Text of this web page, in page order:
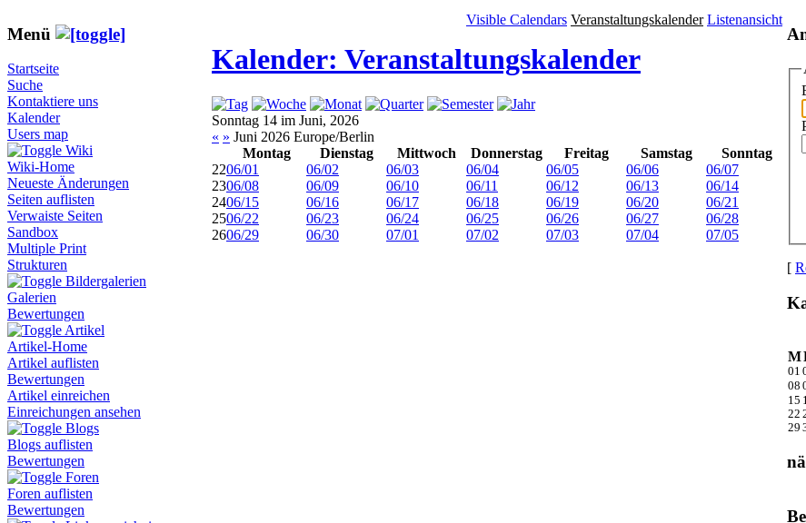
Menü
Startseite
Suche
Kontaktiere uns
Kalender
Users map
Wiki
Wiki-Home
Neueste Änderungen
Seiten auflisten
Verwaiste Seiten
Sandbox
Multiple Print
Strukturen
Bildergalerien
Galerien
Bewertungen
Artikel
Artikel-Home
Artikel auflisten
Bewertungen
Artikel einreichen
Einreichungen ansehen
Blogs
Blogs auflisten
Bewertungen
Foren
Foren auflisten
Bewertungen
Visible Calendars Veranstaltungskalender Listenansicht
Kalender: Veranstaltungskalender
Sonntag 14 im Juni, 2026
« » Juni 2026 Europe/Berlin
Montag
Dienstag Mittwoch Donnerstag Freitag Samstag
Sonntag
2206/01 06/02 06/03 06/04 06/05 06/06
06/07
2306/08 06/09 06/10 06/11 06/12 06/13
06/14
2406/15 06/16 06/17 06/18 06/19 06/20
06/21
2506/22 06/23 06/24 06/25 06/26 06/27
06/28
2606/29 06/30 07/01 07/02 07/03 07/04 07/05
[
M
01
08
15
22
29